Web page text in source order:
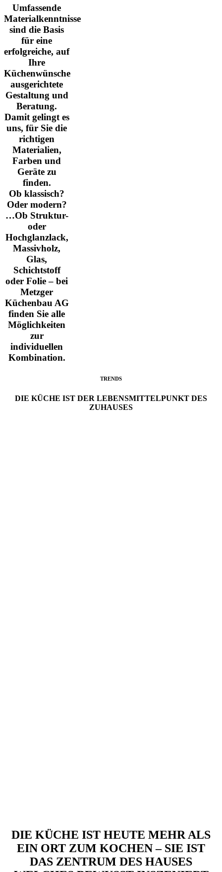
Umfassende
Materialkenntnisse
sind die Basis
für eine
erfolgreiche, auf
Ihre
Küchenwünsche
ausgerichtete
Gestaltung und
Beratung.
Damit gelingt es
uns, für Sie die
richtigen
Materialien,
Farben und
Geräte zu
finden.
Ob klassisch?
Oder modern?
…Ob Struktur-
oder
Hochglanzlack,
Massivholz,
Glas,
Schichtstoff
oder Folie – bei
Metzger
Küchenbau AG
finden Sie alle
Möglichkeiten
zur
individuellen
Kombination.
TRENDS
DIE KÜCHE IST DER LEBENSMITTELPUNKT DES
ZUHAUSES
DIE KÜCHE IST HEUTE MEHR ALS
EIN ORT ZUM KOCHEN – SIE IST
DAS ZENTRUM DES HAUSES